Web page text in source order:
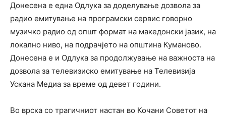
Донесена е една Одлука за доделување дозвола за
радио емитување на програмски сервис говорно
музичко радио од општ формат на македонски јазик, на
локално ниво, на подрачјето на општина Куманово.
Донесена е и Одлука за продолжување на важноста на
дозвола за телевизиско емитување на Телевизија
Ускана Медиа за време од девет години.
Во врска со трагичниот настан во Кочани Советот на